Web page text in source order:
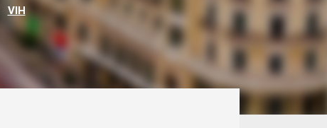
VIH